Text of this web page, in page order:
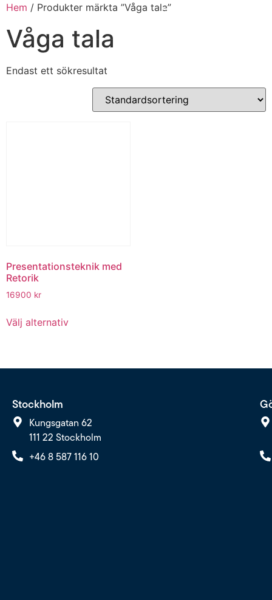
Hem / Produkter märkta ”Våga tala”
Våga tala
Endast ett sökresultat
Presentationsteknik med
Retorik
16900 kr
Välj alternativ
Stockholm
Kungsgatan 62
111 22 Stockholm
+46 8 587 116 10